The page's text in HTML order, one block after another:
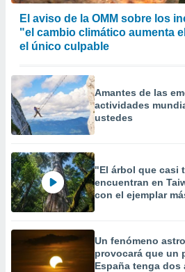
El aviso de la OMM sobre los
"el cambio climático aumenta
el único culpable
Amantes de las
actividades
ustedes
"El árbol que casi
encuentran en
con el ejemplar
Un fenómeno
provocará que un
España tenga dos